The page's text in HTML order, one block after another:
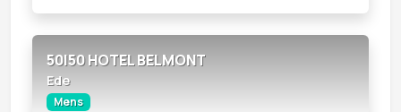
50|50 HOTEL BELMONT
Ede
Mens